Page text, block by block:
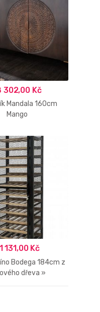
302,00 Kč
Mandala 160cm
Mango
131,00 Kč
Bodega 184cm z
dřeva »